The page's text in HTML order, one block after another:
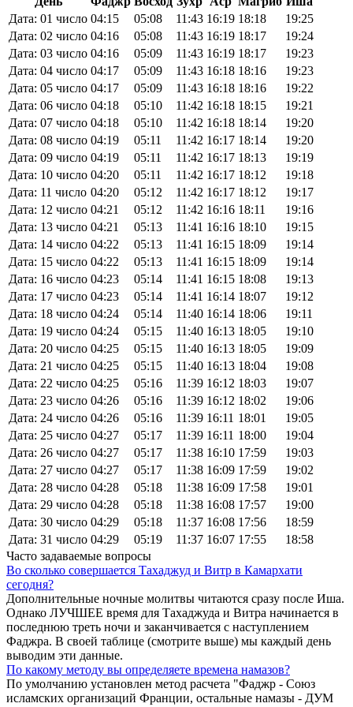
Дата: 01 число 04:15 05:08 11:43 16:19 18:18
19:25
Дата: 02 число 04:16 05:08 11:43 16:19 18:17
19:24
Дата: 03 число 04:16 05:09 11:43 16:19 18:17
19:23
Дата: 04 число 04:17 05:09 11:43 16:18 18:16
19:23
Дата: 05 число 04:17 05:09 11:43 16:18 18:16
19:22
Дата: 06 число 04:18 05:10 11:42 16:18 18:15
19:21
Дата: 07 число 04:18 05:10 11:42 16:18 18:14
19:20
Дата: 08 число 04:19 05:11 11:42 16:17 18:14
19:20
Дата: 09 число 04:19 05:11 11:42 16:17 18:13
19:19
Дата: 10 число 04:20 05:11 11:42 16:17 18:12
19:18
Дата: 11 число 04:20 05:12 11:42 16:17 18:12
19:17
Дата: 12 число 04:21 05:12 11:42 16:16 18:11
19:16
Дата: 13 число 04:21 05:13 11:41 16:16 18:10
19:15
Дата: 14 число 04:22 05:13 11:41 16:15 18:09
19:14
Дата: 15 число 04:22 05:13 11:41 16:15 18:09
19:14
Дата: 16 число 04:23 05:14 11:41 16:15 18:08
19:13
Дата: 17 число 04:23 05:14 11:41 16:14 18:07
19:12
Дата: 18 число 04:24 05:14 11:40 16:14 18:06
19:11
Дата: 19 число 04:24 05:15 11:40 16:13 18:05
19:10
Дата: 20 число 04:25 05:15 11:40 16:13 18:05
19:09
Дата: 21 число 04:25 05:15 11:40 16:13 18:04
19:08
Дата: 22 число 04:25 05:16 11:39 16:12 18:03
19:07
Дата: 23 число 04:26 05:16 11:39 16:12 18:02
19:06
Дата: 24 число 04:26 05:16 11:39 16:11 18:01
19:05
Дата: 25 число 04:27 05:17 11:39 16:11 18:00
19:04
Дата: 26 число 04:27 05:17 11:38 16:10 17:59
19:03
Дата: 27 число 04:27 05:17 11:38 16:09 17:59
19:02
Дата: 28 число 04:28 05:18 11:38 16:09 17:58
19:01
Дата: 29 число 04:28 05:18 11:38 16:08 17:57
19:00
Дата: 30 число 04:29 05:18 11:37 16:08 17:56
18:59
Дата: 31 число 04:29 05:19 11:37 16:07 17:55
18:58
Часто задаваемые вопросы
Во сколько совершается Тахаджуд и Витр в Камархати
сегодня?
Дополнительные ночные молитвы читаются сразу после Иша.
Однако ЛУЧШЕЕ время для Тахаджуда и Витра начинается в
последнюю треть ночи и заканчивается с наступлением
Фаджра. В своей таблице (смотрите выше) мы каждый день
выводим эти данные.
По какому методу вы определяете времена намазов?
По умолчанию установлен метод расчета "Фаджр - Союз
исламских организаций Франции, остальные намазы - ДУМ